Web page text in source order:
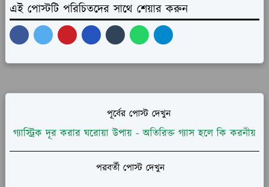
এই পোস্টটি পরিচিতদের সাথে শেয়ার করুন
পূর্বের পোস্ট দেখুন
গ্যাস্ট্রিক দূর করার ঘরোয়া উপায় - অতিরিক্ত গ্যাস হলে কি করনীয়
পরবর্তী পোস্ট দেখুন